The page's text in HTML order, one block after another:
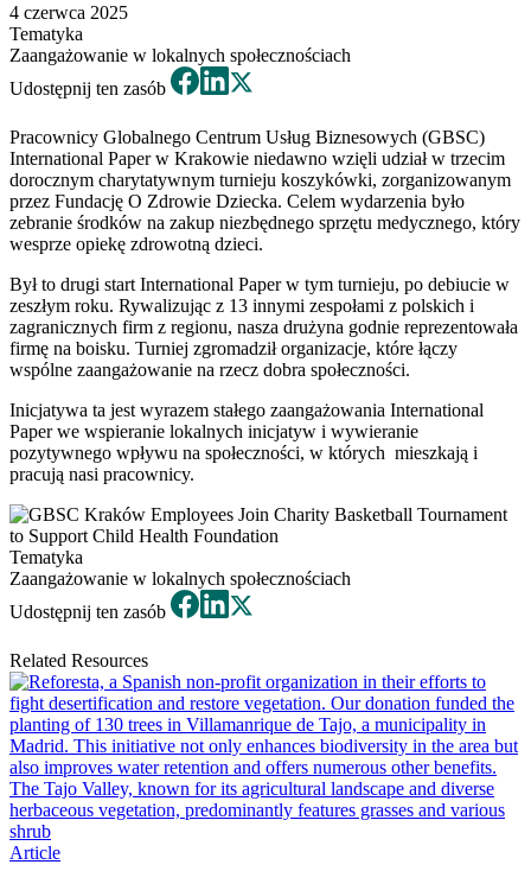
4 czerwca 2025
Tematyka
Zaangażowanie w lokalnych społecznościach
Udostępnij ten zasób
Pracownicy Globalnego Centrum Usług Biznesowych (GBSC)
International Paper w Krakowie niedawno wzięli udział w trzecim
dorocznym charytatywnym turnieju koszykówki, zorganizowanym
przez Fundację O Zdrowie Dziecka. Celem wydarzenia było
zebranie środków na zakup niezbędnego sprzętu medycznego, który
wesprze opiekę zdrowotną dzieci.
Był to drugi start International Paper w tym turnieju, po debiucie w
zeszłym roku. Rywalizując z 13 innymi zespołami z polskich i
zagranicznych firm z regionu, nasza drużyna godnie reprezentowała
firmę na boisku. Turniej zgromadził organizacje, które łączy
wspólne zaangażowanie na rzecz dobra społeczności.
Inicjatywa ta jest wyrazem stałego zaangażowania International
Paper we wspieranie lokalnych inicjatyw i wywieranie
pozytywnego wpływu na społeczności, w których mieszkają i
pracują nasi pracownicy.
Tematyka
Zaangażowanie w lokalnych społecznościach
Udostępnij ten zasób
Related Resources
Article